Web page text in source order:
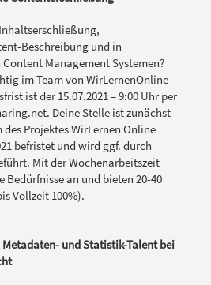
Beschreibung und in
Management Systemen?
im Team von WirLernenOnline
ist der 15.07.2021 – 9:00 Uhr per
Deine Stelle ist zunächst
Projektes WirLernen Online
befristet und wird ggf. durch
Mit der Wochenarbeitszeit
Bedürfnisse an und bieten 20-40
Vollzeit 100%).
und Statistik-Talent bei